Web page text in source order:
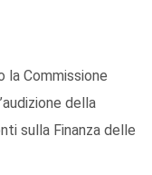
la Commissione
della
sulla Finanza delle